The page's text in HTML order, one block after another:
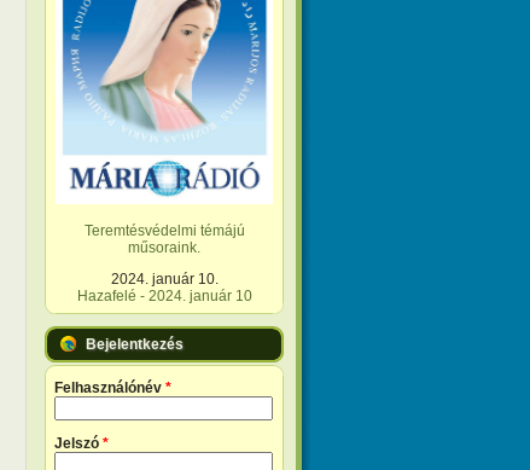
Teremtésvédelmi témájú
műsoraink.
2024. január 10.
Hazafelé - 2024. január 10
Bejelentkezés
Felhasználónév *
Jelszó *